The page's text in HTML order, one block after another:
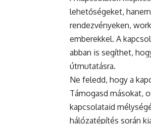
lehetőségeket,
rendezvényeken,
emberekkel. A
abban is segíthet,
útmutatásra.
Ne feledd, hogy a
Támogasd másokat,
kapcsolataid
hálózatépítés során